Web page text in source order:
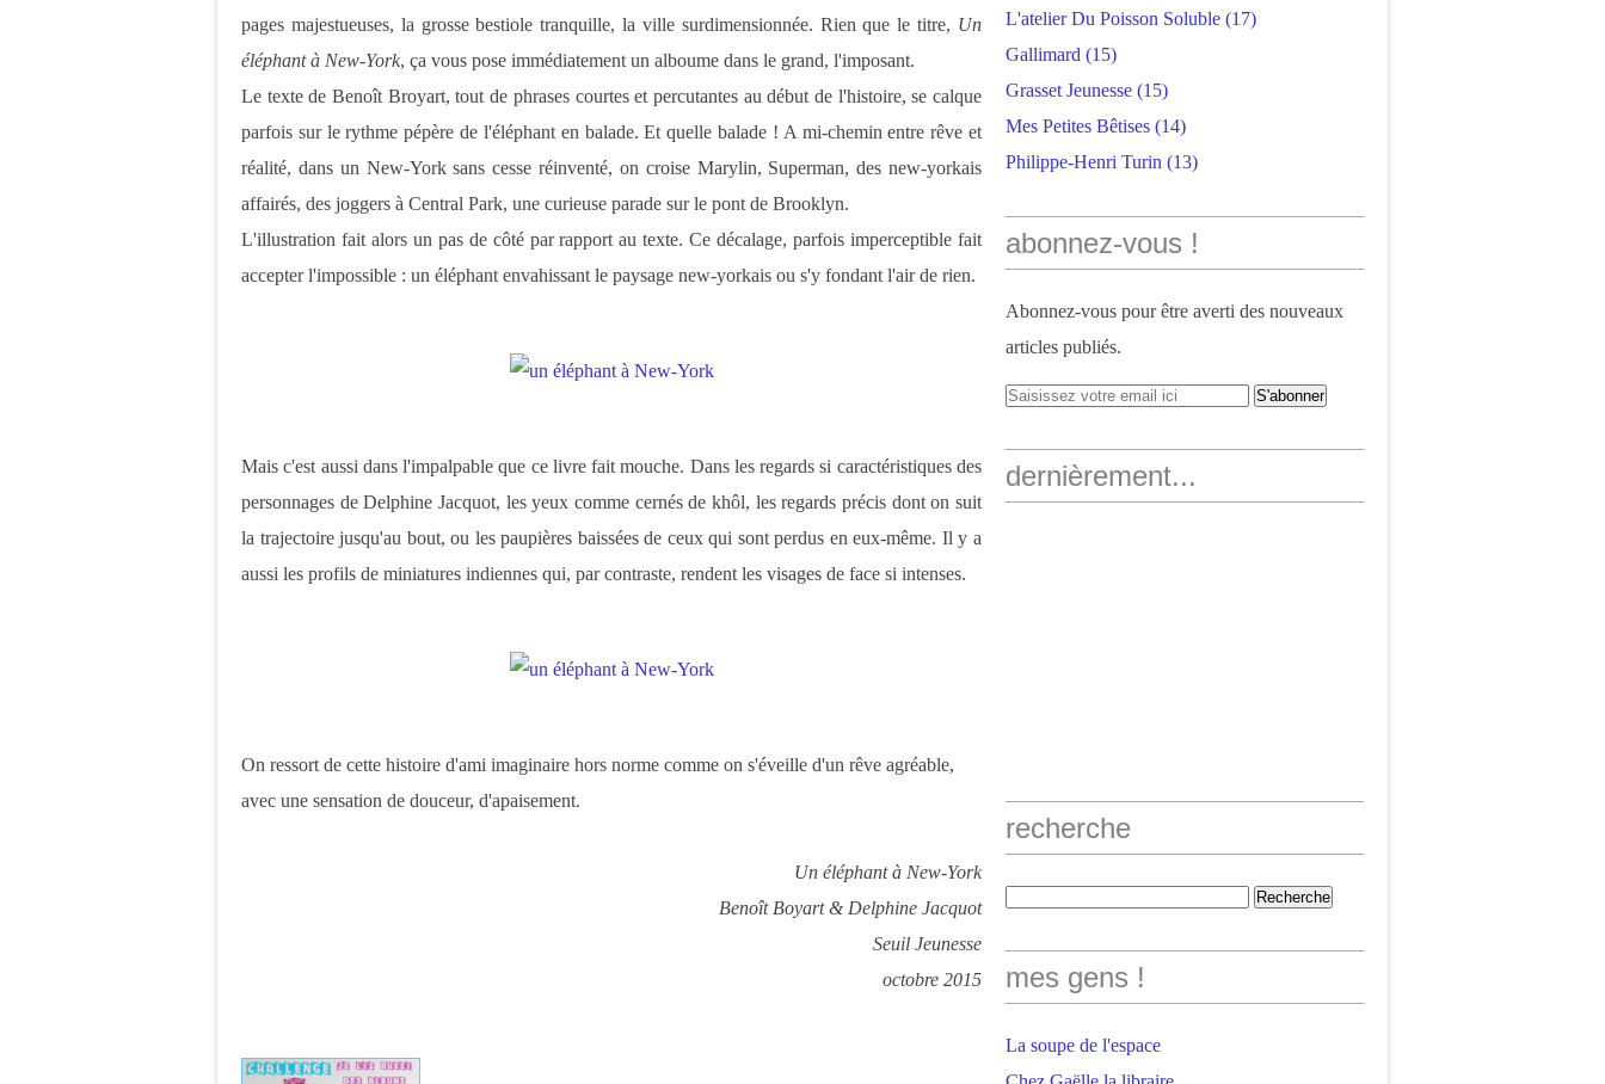
pages majestueuses, la grosse bestiole tranquille, la ville surdimensionnée. Rien que le titre, Un
éléphant à New-York, ça vous pose immédiatement un alboume dans le grand, l'imposant.
Le texte de Benoît Broyart, tout de phrases courtes et percutantes au début de l'histoire, se calque
parfois sur le rythme pépère de l'éléphant en balade. Et quelle balade ! A mi-chemin entre rêve et
réalité, dans un New-York sans cesse réinventé, on croise Marylin, Superman, des new-yorkais
affairés, des joggers à Central Park, une curieuse parade sur le pont de Brooklyn.
L'illustration fait alors un pas de côté par rapport au texte. Ce décalage, parfois imperceptible fait
accepter l'impossible : un éléphant envahissant le paysage new-yorkais ou s'y fondant l'air de rien.
Mais c'est aussi dans l'impalpable que ce livre fait mouche. Dans les regards si caractéristiques des
personnages de Delphine Jacquot, les yeux comme cernés de khôl, les regards précis dont on suit
la trajectoire jusqu'au bout, ou les paupières baissées de ceux qui sont perdus en eux-même. Il y a
aussi les profils de miniatures indiennes qui, par contraste, rendent les visages de face si intenses.
On ressort de cette histoire d'ami imaginaire hors norme comme on s'éveille d'un rêve agréable,
avec une sensation de douceur, d'apaisement.
Un éléphant à New-York
Benoît Boyart & Delphine Jacquot
Seuil Jeunesse
octobre 2015
L'atelier Du Poisson Soluble (17)
Gallimard (15)
Grasset Jeunesse (15)
Mes Petites Bêtises (14)
Philippe-Henri Turin (13)
abonnez-vous !
Abonnez-vous pour être averti des nouveaux
articles publiés.
dernièrement...
recherche
mes gens !
La soupe de l'espace